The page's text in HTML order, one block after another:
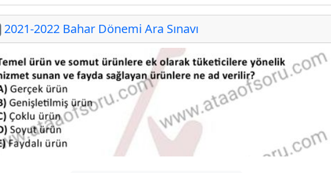
2021-2022 Bahar Dönemi Ara Sınavı